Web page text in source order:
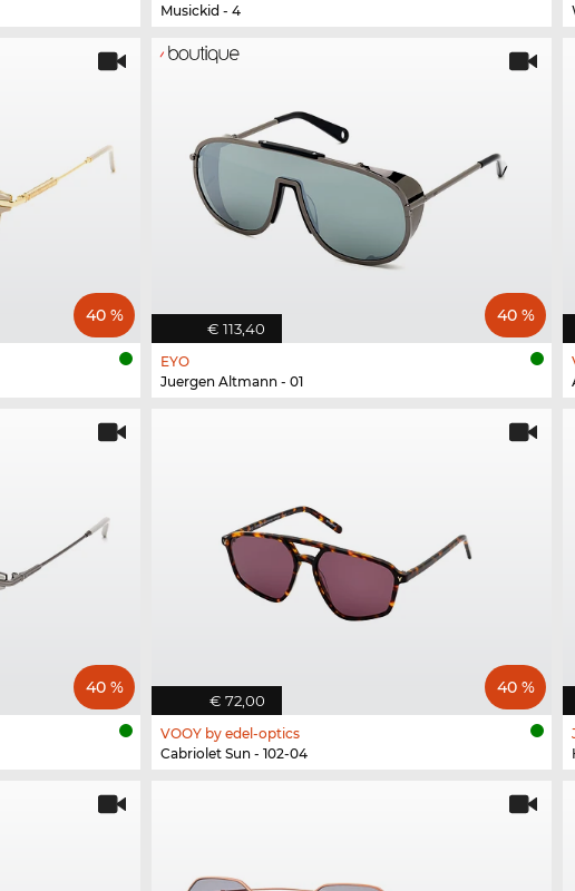
Musickid - 4
40 %
€ 113,40
40 %
EYO
Juergen Altmann - 01
40 %
€ 72,00
40 %
VOOY by edel-optics
Cabriolet Sun - 102-04